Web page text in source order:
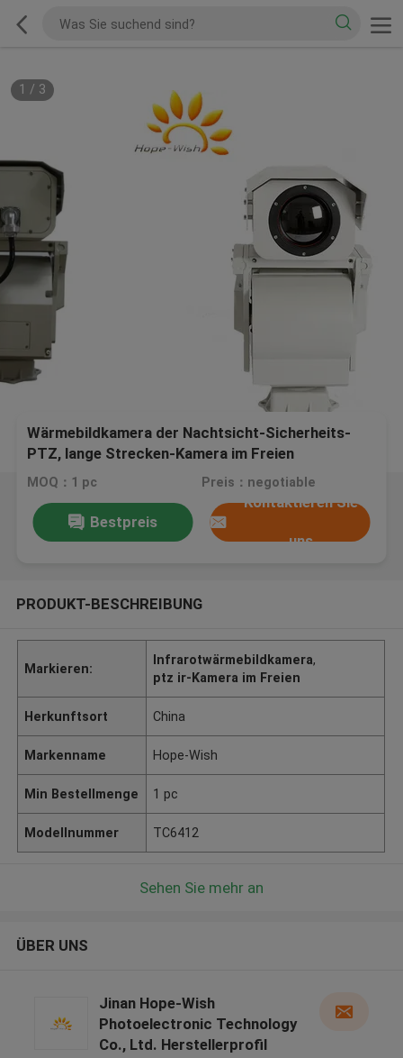
1 / 3
Wärmebildkamera der Nachtsicht-Sicherheits-
PTZ, lange Strecken-Kamera im Freien
MOQ：1 pc Preis：negotiable
Bestpreis
Kontaktieren Sie
uns
PRODUKT-BESCHREIBUNG
Markieren:
Infrarotwärmebildkamera,
ptz ir-Kamera im Freien
Herkunftsort China
Markenname Hope-Wish
Min Bestellmenge 1 pc
Modellnummer TC6412
Sehen Sie mehr an
ÜBER UNS
Jinan Hope-Wish
Photoelectronic Technology
Co., Ltd. Herstellerprofil